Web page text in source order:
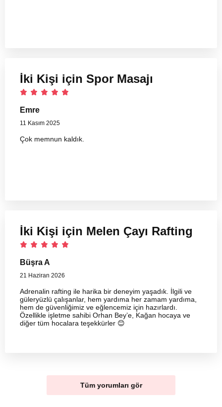
İki Kişi için Spor Masajı
Emre
11 Kasım 2025
Çok memnun kaldık.
İki Kişi için Melen Çayı Rafting
Büşra A
21 Haziran 2026
Adrenalin rafting ile harika bir deneyim yaşadık. İlgili ve
güleryüzlü çalışanlar, hem yardıma her zamam yardıma,
hem de güvenliğimiz ve eğlencemiz için hazırlardı.
Özellikle işletme sahibi Orhan Bey’e, Kağan hocaya ve
diğer tüm hocalara teşekkürler 😊
Tüm yorumları gör